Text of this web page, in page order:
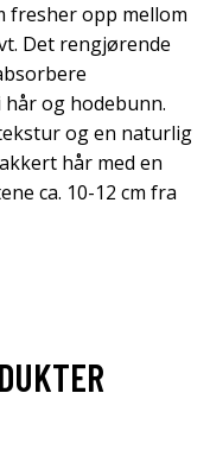
fresher opp mellom
Det rengjørende
og hodebunn.
og en naturlig
hår med en
ca. 10-12 cm fra